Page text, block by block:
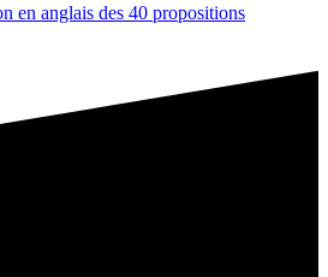
en anglais des 40 propositions